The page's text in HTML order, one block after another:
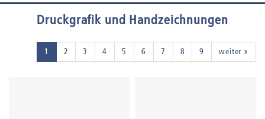
Druckgrafik und Handzeichnungen
1 2 3 4 5 6 7 8 9 weiter »